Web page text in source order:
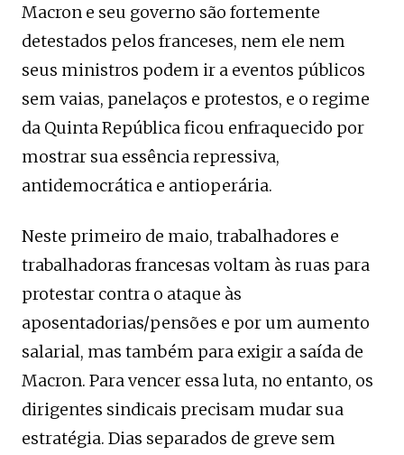
Macron e seu governo são fortemente
detestados pelos franceses, nem ele nem
seus ministros podem ir a eventos públicos
sem vaias, panelaços e protestos, e o regime
da Quinta República ficou enfraquecido por
mostrar sua essência repressiva,
antidemocrática e antioperária.
Neste primeiro de maio, trabalhadores e
trabalhadoras francesas voltam às ruas para
protestar contra o ataque às
aposentadorias/pensões e por um aumento
salarial, mas também para exigir a saída de
Macron. Para vencer essa luta, no entanto, os
dirigentes sindicais precisam mudar sua
estratégia. Dias separados de greve sem